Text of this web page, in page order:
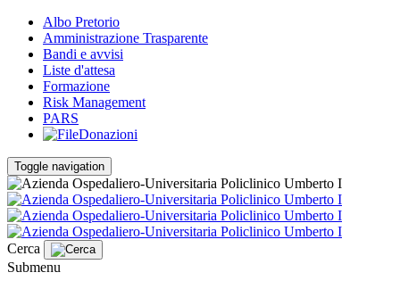
Albo Pretorio
Amministrazione Trasparente
Bandi e avvisi
Liste d'attesa
Formazione
Risk Management
PARS
Donazioni
Toggle navigation
Cerca
Submenu